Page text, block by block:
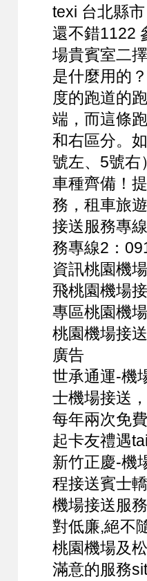
texi 台北縣
還不錯1122
場貴賓室二
是什麼用的
度的跑道的
端，而這條
和右區分。
號左、5號右
車種齊備！
務，租車旅
接送服務專
務專線2：
資訊桃園機
飛桃園機場
專區桃園機
桃園機場接
廣告
世承通運-機
士機場接送
每年兩次免
起卡友禮遇
新竹正慶-機
程接送賓士
機場接送服
對低廉,絕不
桃園機場及
滿意的服務